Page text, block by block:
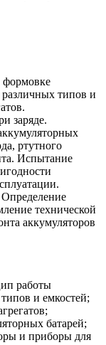
различных типов и
заряде.
ртутного
Испытание
технической
аккумуляторов
работы
и емкостей;
батарей;
и приборы для